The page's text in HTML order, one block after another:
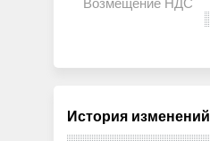
История изменений